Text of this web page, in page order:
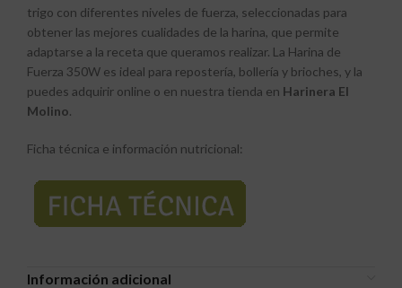
trigo con diferentes niveles de fuerza, seleccionadas para
obtener las mejores cualidades de la harina, que permite
adaptarse a la receta que queramos realizar. La Harina de
Fuerza 350W es ideal para repostería, bollería y brioches, y la
puedes adquirir online o en nuestra tienda en Harinera El
Molino.
Ficha técnica e información nutricional:
Información adicional